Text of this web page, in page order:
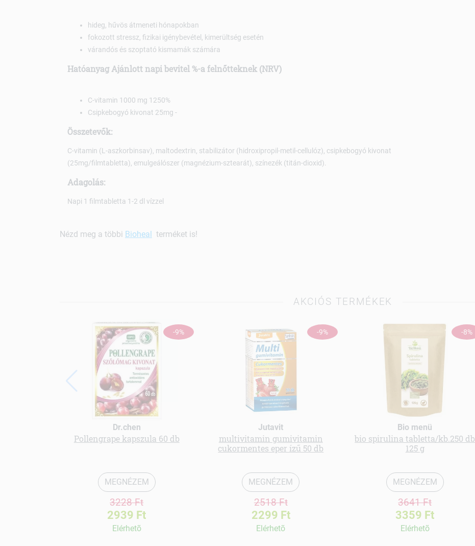
hideg, hűvös átmeneti hónapokban
fokozott stressz, fizikai igénybevétel, kimerültség esetén
várandós és szoptató kismamák számára
Hatóanyag Ajánlott napi bevitel %-a felnőtteknek (NRV)
C-vitamin 1000 mg 1250%
Csipkebogyó kivonat 25mg -
Összetevők:
C-vitamin (L-aszkorbinsav), maltodextrin, stabilizátor (hidroxipropil-metil-cellulóz), csipkebogyó kivonat
(25mg/filmtabletta), emulgeálószer (magnézium-sztearát), színezék (titán-dioxid).
Adagolás:
Napi 1 filmtabletta 1-2 dl vízzel
Nézd meg a többi Bioheal terméket is!
AKCIÓS TERMÉKEK
-9%
Dr.chen
Pollengrape kapszula 60 db
MEGNÉZEM
3228 Ft
2939 Ft
Elérhetõ
-9%
Jutavit
multivitamin gumivitamin
cukormentes eper ízű 50 db
MEGNÉZEM
2518 Ft
2299 Ft
Elérhetõ
-8%
Bio menü
bio spirulina tabletta/kb.250 db
125 g
MEGNÉZEM
3641 Ft
3359 Ft
Elérhetõ